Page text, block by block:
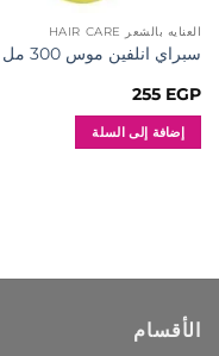
العنايه بالشعر HAIR CARE
سبراي انلفين موس 300 مل
255 EGP
إضافة إلى السلة
الأقسام